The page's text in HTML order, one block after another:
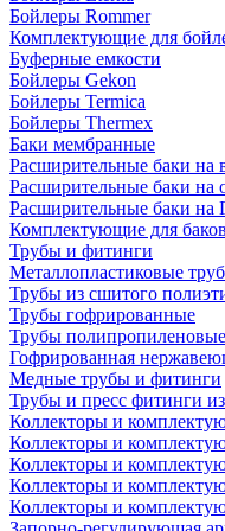
Бойлеры Rommer
Комплектующие для
Буферные емкости
Бойлеры Gekon
Бойлеры Termica
Бойлеры Thermex
Баки мембранные
Расширительные баки на
Расширительные баки на
Расширительные баки на
Комплектующие для баков
Трубы и фитинги
Металлопластиковые
Трубы из сшитого
Трубы гофрированные
Трубы
Гофрированная
Медные трубы и фитинги
Трубы и пресс фитинги
Коллекторы и
Коллекторы и
Коллекторы и
Коллекторы и
Коллекторы и